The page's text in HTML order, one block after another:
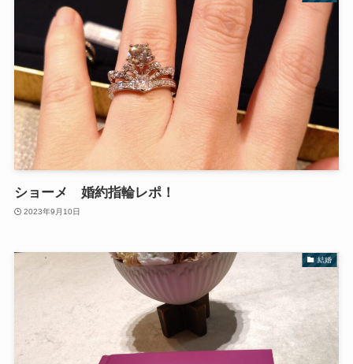
ショーメ 婚約指輪レポ！
2023年9月10日
結婚